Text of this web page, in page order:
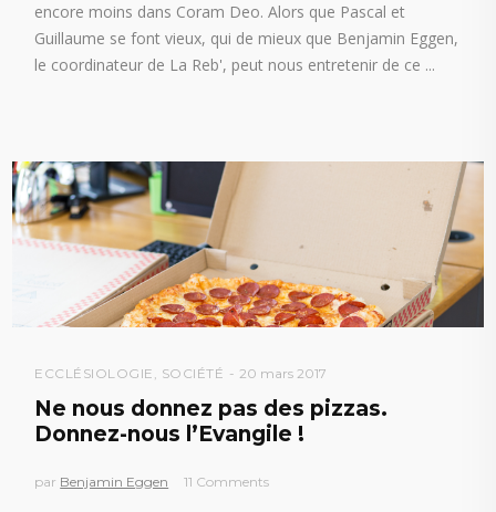
encore moins dans Coram Deo. Alors que Pascal et
Guillaume se font vieux, qui de mieux que Benjamin Eggen,
le coordinateur de La Reb', peut nous entretenir de ce
ECCLÉSIOLOGIE , SOCIÉTÉ 20 mars 2017
Ne nous donnez pas des pizzas.
Donnez-nous l’Evangile !
par Benjamin Eggen 11 Comments